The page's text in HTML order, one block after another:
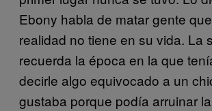
Ebony habla de matar gente
realidad no tiene en su vida. La
recuerda la época en la que
decirle algo equivocado a un
gustaba porque podía arruinar